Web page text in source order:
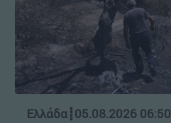
Ελλάδα┋05.08.2026 06:50